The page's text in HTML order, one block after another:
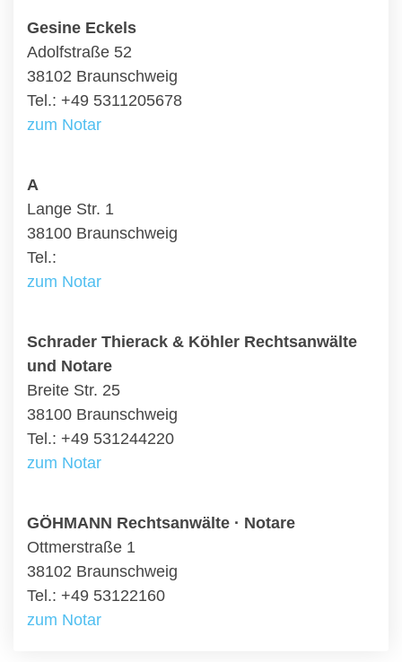
Gesine Eckels
Adolfstraße 52
38102 Braunschweig
Tel.: +49 5311205678
zum Notar
A
Lange Str. 1
38100 Braunschweig
Tel.:
zum Notar
Schrader Thierack & Köhler Rechtsanwälte
und Notare
Breite Str. 25
38100 Braunschweig
Tel.: +49 531244220
zum Notar
GÖHMANN Rechtsanwälte · Notare
Ottmerstraße 1
38102 Braunschweig
Tel.: +49 53122160
zum Notar